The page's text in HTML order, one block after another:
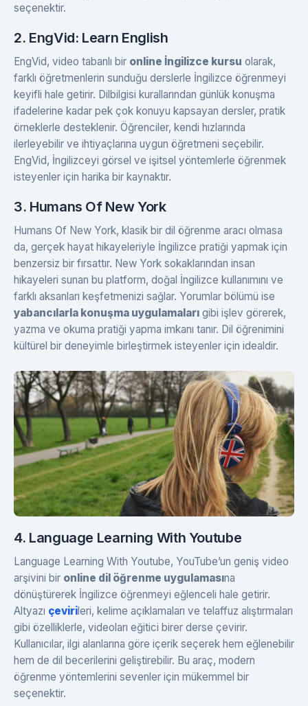
seçenektir.
2. EngVid: Learn English
EngVid, video tabanlı bir online İngilizce kursu olarak,
farklı öğretmenlerin sunduğu derslerle İngilizce öğrenmeyi
keyifli hale getirir. Dilbilgisi kurallarından günlük konuşma
ifadelerine kadar pek çok konuyu kapsayan dersler, pratik
örneklerle desteklenir. Öğrenciler, kendi hızlarında
ilerleyebilir ve ihtiyaçlarına uygun öğretmeni seçebilir.
EngVid, İngilizceyi görsel ve işitsel yöntemlerle öğrenmek
isteyenler için harika bir kaynaktır.
3. Humans Of New York
Humans Of New York, klasik bir dil öğrenme aracı olmasa
da, gerçek hayat hikayeleriyle İngilizce pratiği yapmak için
benzersiz bir fırsattır. New York sokaklarından insan
hikayeleri sunan bu platform, doğal İngilizce kullanımını ve
farklı aksanları keşfetmenizi sağlar. Yorumlar bölümü ise
yabancılarla konuşma uygulamaları gibi işlev görerek,
yazma ve okuma pratiği yapma imkanı tanır. Dil öğrenimini
kültürel bir deneyimle birleştirmek isteyenler için idealdir.
4. Language Learning With Youtube
Language Learning With Youtube, YouTube’un geniş video
arşivini bir online dil öğrenme uygulamasına
dönüştürerek İngilizce öğrenmeyi eğlenceli hale getirir.
Altyazı çevirileri, kelime açıklamaları ve telaffuz alıştırmaları
gibi özelliklerle, videoları eğitici birer derse çevirir.
Kullanıcılar, ilgi alanlarına göre içerik seçerek hem eğlenebilir
hem de dil becerilerini geliştirebilir. Bu araç, modern
öğrenme yöntemlerini sevenler için mükemmel bir
seçenektir.